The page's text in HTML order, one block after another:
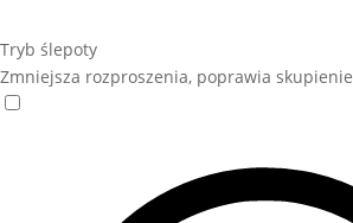
Tryb ślepoty
Zmniejsza rozproszenia, poprawia skupienie